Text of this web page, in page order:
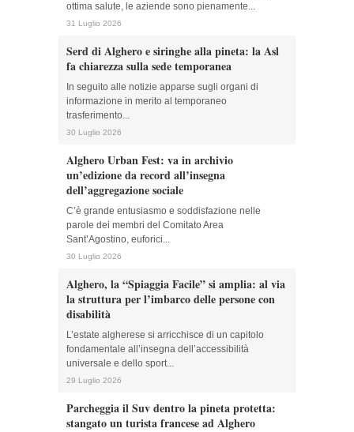
ottima salute, le aziende sono pienamente...
31 Luglio 2026
Serd di Alghero e siringhe alla pineta: la Asl
fa chiarezza sulla sede temporanea
In seguito alle notizie apparse sugli organi di
informazione in merito al temporaneo
trasferimento...
30 Luglio 2026
Alghero Urban Fest: va in archivio
un’edizione da record all’insegna
dell’aggregazione sociale
C’è grande entusiasmo e soddisfazione nelle
parole dei membri del Comitato Area
Sant’Agostino, euforici...
30 Luglio 2026
Alghero, la “Spiaggia Facile” si amplia: al via
la struttura per l’imbarco delle persone con
disabilità
L’estate algherese si arricchisce di un capitolo
fondamentale all’insegna dell’accessibilità
universale e dello sport...
29 Luglio 2026
Parcheggia il Suv dentro la pineta protetta:
stangato un turista francese ad Alghero